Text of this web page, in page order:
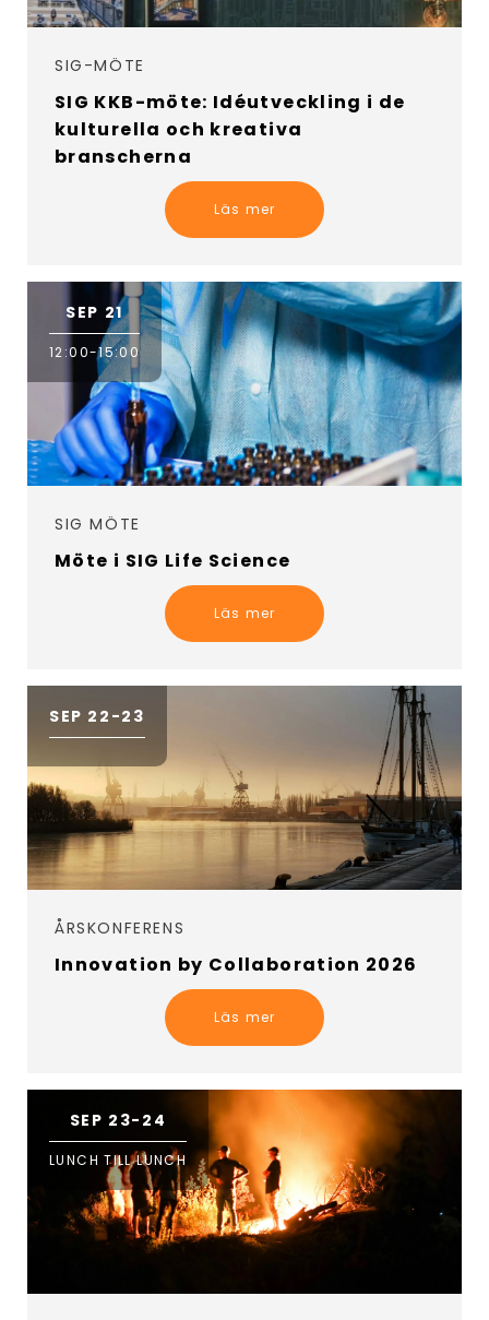
SIG-MÖTE
SIG KKB-möte: Idéutveckling i de
kulturella och kreativa
branscherna
Läs mer
SEP 21
12:00-15:00
SIG MÖTE
Möte i SIG Life Science
Läs mer
SEP 22-23
ÅRSKONFERENS
Innovation by Collaboration 2026
Läs mer
SEP 23-24
LUNCH TILL LUNCH